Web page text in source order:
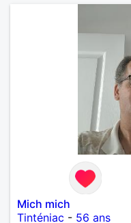
Mich mich
Tinténiac - 56 ans